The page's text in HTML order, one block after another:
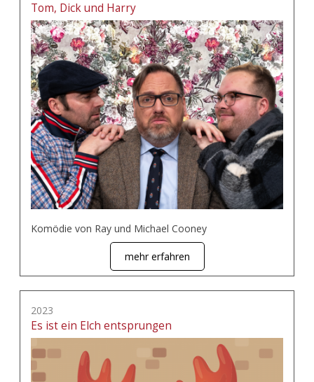
Tom, Dick und Harry
Komödie von Ray und Michael Cooney
mehr erfahren
2023
Es ist ein Elch entsprungen